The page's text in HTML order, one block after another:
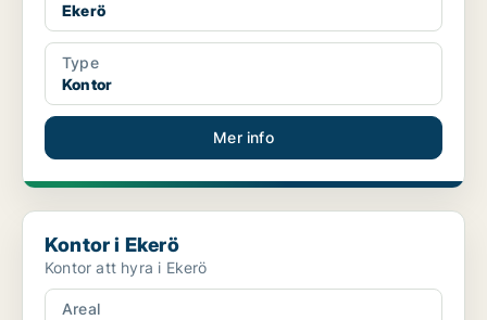
Ekerö
Type
Kontor
Mer info
Kontor i Ekerö
Kontor i Ekerö
Kontor att hyra i Ekerö
Areal